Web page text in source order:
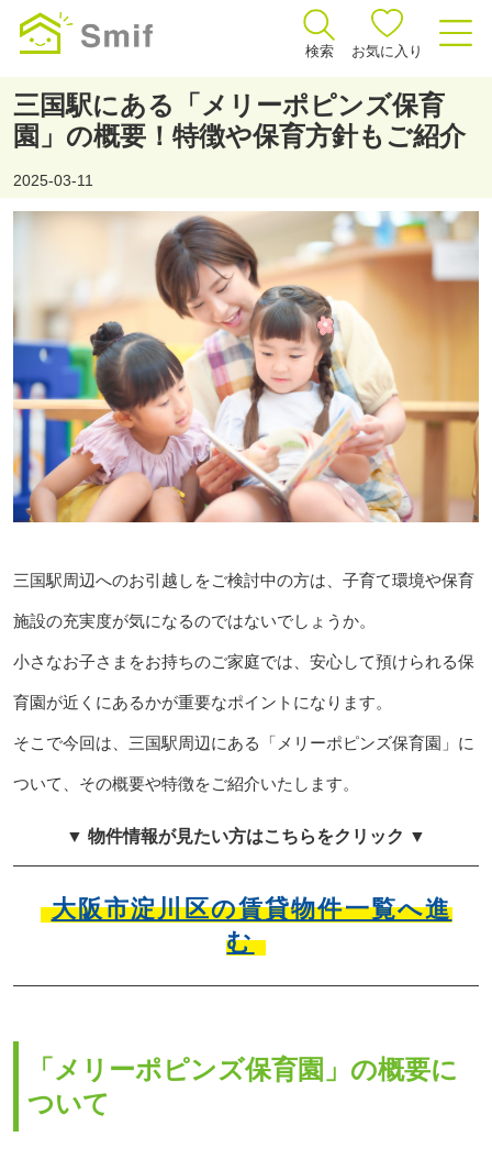
検索 お気に入り
三国駅にある「メリーポピンズ保育
園」の概要！特徴や保育方針もご紹介
2025-03-11
三国駅周辺へのお引越しをご検討中の方は、子育て環境や保育
施設の充実度が気になるのではないでしょうか。
小さなお子さまをお持ちのご家庭では、安心して預けられる保
育園が近くにあるかが重要なポイントになります。
そこで今回は、三国駅周辺にある「メリーポピンズ保育園」に
ついて、その概要や特徴をご紹介いたします。
▼ 物件情報が見たい方はこちらをクリック ▼
大阪市淀川区の賃貸物件一覧へ進
む
「メリーポピンズ保育園」の概要に
ついて